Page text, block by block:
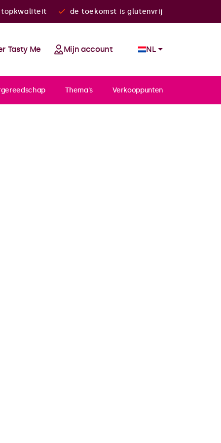
de toekomst is glutenvrij
Tasty Me Mijn account NL
Thema's Verkooppunten